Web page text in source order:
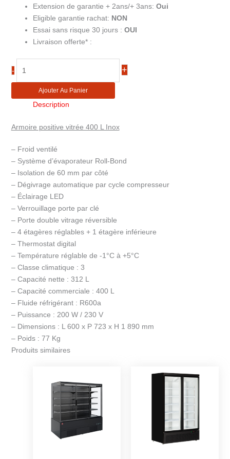
Extension de garantie + 2ans/+ 3ans: Oui
Eligible garantie rachat: NON
Essai sans risque 30 jours : OUI
Livraison offerte* :
-
de
libre
réfrigérée
positif
1
porte
inox
400L
CAPV400L
+
Ajouter Au Panier
Description
Armoire positive vitrée 400 L Inox
– Froid ventilé
– Système d’évaporateur Roll-Bond
– Isolation de 60 mm par côté
– Dégivrage automatique par cycle compresseur
– Éclairage LED
– Verrouillage porte par clé
– Porte double vitrage réversible
– 4 étagères réglables + 1 étagère inférieure
– Thermostat digital
– Température réglable de -1°C à +5°C
– Classe climatique : 3
– Capacité nette : 312 L
– Capacité commerciale : 400 L
– Fluide réfrigérant : R600a
– Puissance : 200 W / 230 V
– Dimensions : L 600 x P 723 x H 1 890 mm
– Poids : 77 Kg
Produits similaires